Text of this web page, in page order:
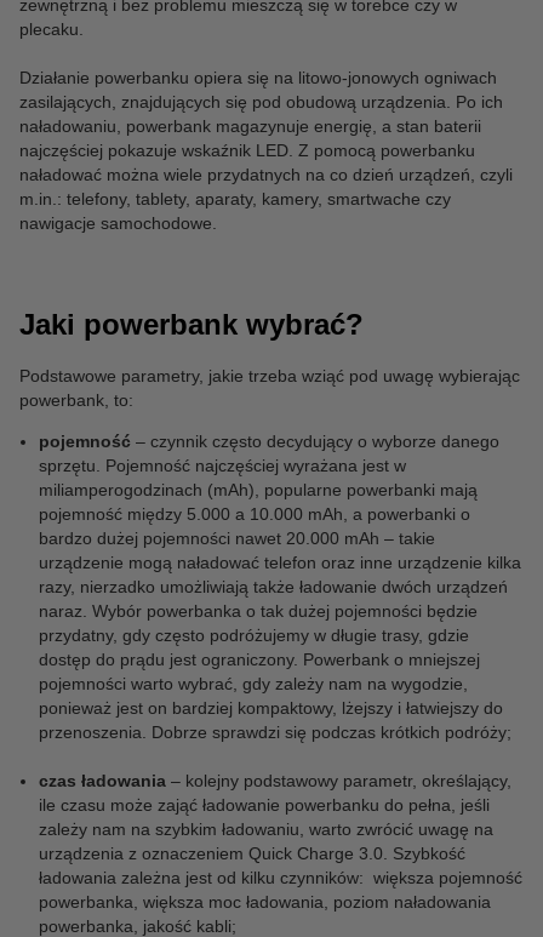
zewnętrzną i bez problemu mieszczą się w torebce czy w
plecaku.
Działanie powerbanku opiera się na litowo-jonowych ogniwach
zasilających, znajdujących się pod obudową urządzenia. Po ich
naładowaniu, powerbank magazynuje energię, a stan baterii
najczęściej pokazuje wskaźnik LED. Z pomocą powerbanku
naładować można wiele przydatnych na co dzień urządzeń, czyli
m.in.: telefony, tablety, aparaty, kamery, smartwache czy
nawigacje samochodowe.
Jaki powerbank wybrać?
Podstawowe parametry, jakie trzeba wziąć pod uwagę wybierając
powerbank, to:
pojemność – czynnik często decydujący o wyborze danego
sprzętu. Pojemność najczęściej wyrażana jest w
miliamperogodzinach (mAh), popularne powerbanki mają
pojemność między 5.000 a 10.000 mAh, a powerbanki o
bardzo dużej pojemności nawet 20.000 mAh – takie
urządzenie mogą naładować telefon oraz inne urządzenie kilka
razy, nierzadko umożliwiają także ładowanie dwóch urządzeń
naraz. Wybór powerbanka o tak dużej pojemności będzie
przydatny, gdy często podróżujemy w długie trasy, gdzie
dostęp do prądu jest ograniczony. Powerbank o mniejszej
pojemności warto wybrać, gdy zależy nam na wygodzie,
ponieważ jest on bardziej kompaktowy, lżejszy i łatwiejszy do
przenoszenia. Dobrze sprawdzi się podczas krótkich podróży;
czas ładowania – kolejny podstawowy parametr, określający,
ile czasu może zająć ładowanie powerbanku do pełna, jeśli
zależy nam na szybkim ładowaniu, warto zwrócić uwagę na
urządzenia z oznaczeniem Quick Charge 3.0. Szybkość
ładowania zależna jest od kilku czynników: większa pojemność
powerbanka, większa moc ładowania, poziom naładowania
powerbanka, jakość kabli;